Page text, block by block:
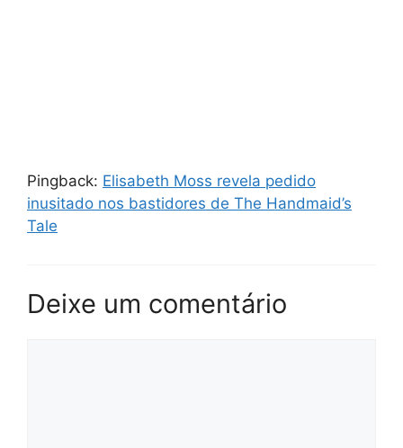
Pingback: Elisabeth Moss revela pedido
inusitado nos bastidores de The Handmaid’s
Tale
Deixe um comentário